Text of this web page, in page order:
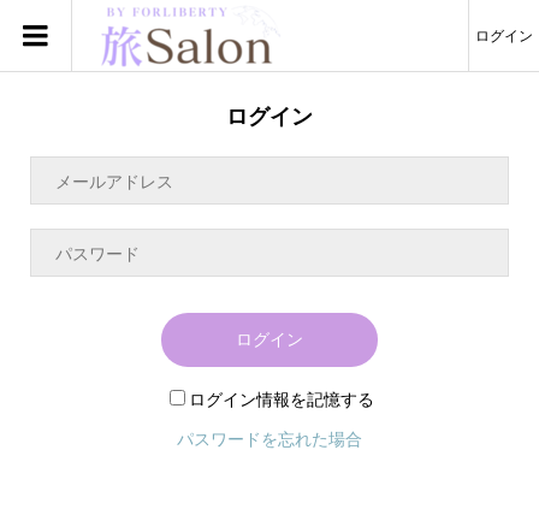
ログイン
ログイン
ログイン
ログイン情報を記憶する
パスワードを忘れた場合